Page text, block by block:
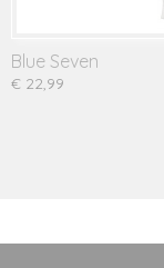
Blue Seven
€ 22,99